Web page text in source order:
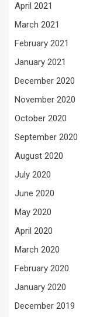
April 2021
March 2021
February 2021
January 2021
December 2020
November 2020
October 2020
September 2020
August 2020
July 2020
June 2020
May 2020
April 2020
March 2020
February 2020
January 2020
December 2019